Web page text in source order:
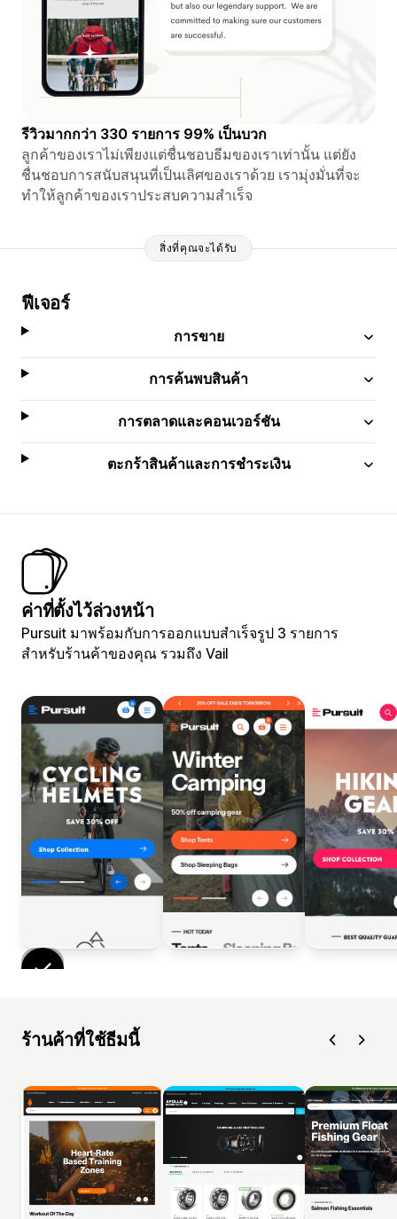
รีวิวมากกว่า 330 รายการ 99% เป็นบวก
ลูกค้าของเราไม่เพียงแต่ชื่นชอบธีมของเราเท่านั้น แต่ยัง
ชื่นชอบการสนับสนุนที่เป็นเลิศของเราด้วย เรามุ่งมั่นที่จะ
ทำให้ลูกค้าของเราประสบความสำเร็จ
สิ่งที่คุณจะได้รับ
ฟีเจอร์
การขาย
การค้นพบสินค้า
การตลาดและคอนเวอร์ชัน
ตะกร้าสินค้าและการชำระเงิน
ค่าที่ตั้งไว้ล่วงหน้า
Pursuit มาพร้อมกับการออกแบบสำเร็จรูป 3 รายการ
สำหรับร้านค้าของคุณ รวมถึง Vail
ร้านค้าที่ใช้ธีมนี้